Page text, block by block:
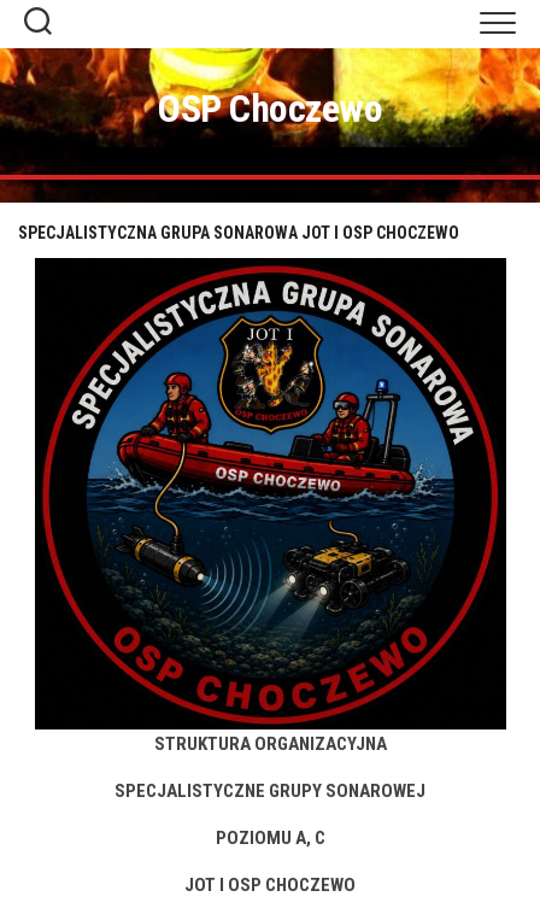
Skip
content
OSP Choczewo
SPECJALISTYCZNA GRUPA SONAROWA JOT I OSP CHOCZEWO
STRUKTURA ORGANIZACYJNA
SPECJALISTYCZNE GRUPY SONAROWEJ
POZIOMU A, C
JOT I OSP CHOCZEWO